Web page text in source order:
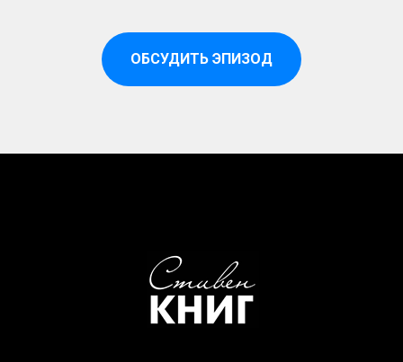
ОБСУДИТЬ ЭПИЗОД